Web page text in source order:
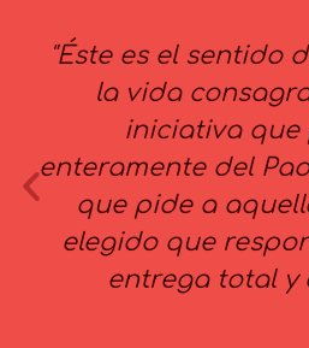
"Éste es el sentido
la vida
iniciativa que
enteramente del
que pide a
elegido que
entrega total y